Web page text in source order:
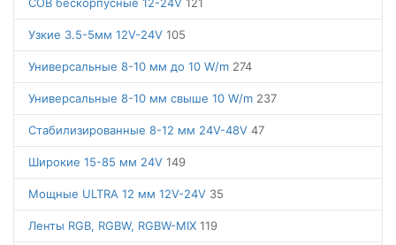
Узкие 3.5-5мм 12V-24V 105
Универсальные 8-10 мм до 10 W/m 274
Универсальные 8-10 мм свыше 10 W/m 237
Стабилизированные 8-12 мм 24V-48V 47
Широкие 15-85 мм 24V 149
Мощные ULTRA 12 мм 12V-24V 35
Ленты RGB, RGBW, RGBW-MIX 119